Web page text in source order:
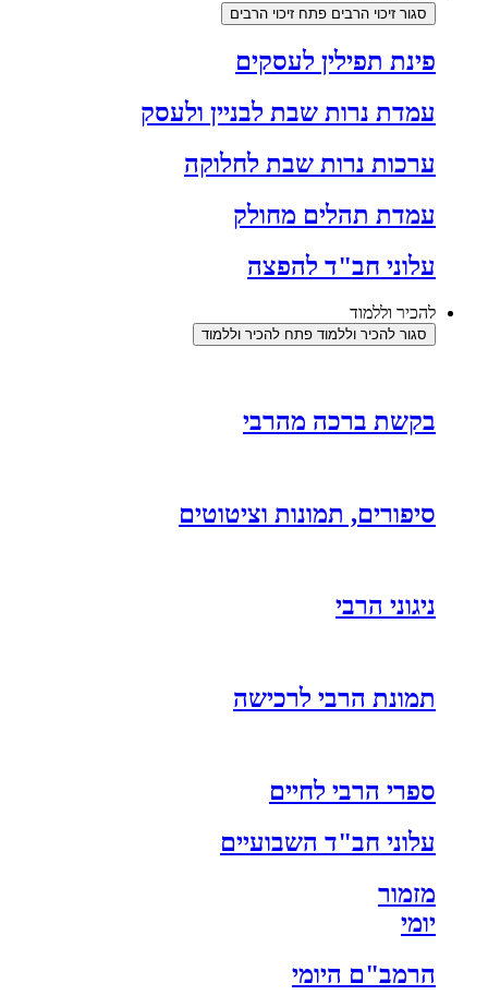
סגור זיכוי הרבים פתח זיכוי הרבים
פינת תפילין לעסקים
עמדת נרות שבת לבניין ולעסק
ערכות נרות שבת לחלוקה
עמדת תהלים מחולק
עלוני חב"ד להפצה
להכיר וללמוד
סגור להכיר וללמוד פתח להכיר וללמוד
בקשת ברכה מהרבי
סיפורים, תמונות וציטוטים
ניגוני הרבי
תמונת הרבי לרכישה
ספרי הרבי לחיים
עלוני חב"ד השבועיים
מזמור
יומי
הרמב"ם היומי